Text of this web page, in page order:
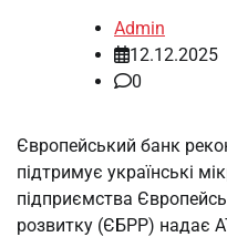
Admin
12.12.2025
0
Європейський банк
підтримує українські
підприємства
розвитку (ЄБРР) надає